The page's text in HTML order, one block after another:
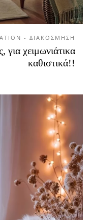
- ΔΙΑΚΟΣΜΗΣΗ
χειμωνιάτικα
καθιστικά!!